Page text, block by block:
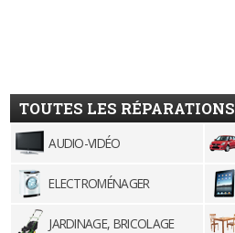
TOUTES LES RÉPARATIONS
AUDIO-VIDÉO
ELECTROMÉNAGER
JARDINAGE, BRICOLAGE